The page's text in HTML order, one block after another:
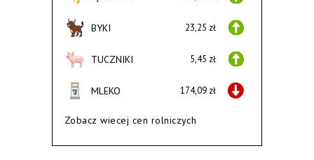
BYKI 23,25 zł
TUCZNIKI 5,45 zł
MLEKO 174,09 zł
Zobacz wiecej cen rolniczych